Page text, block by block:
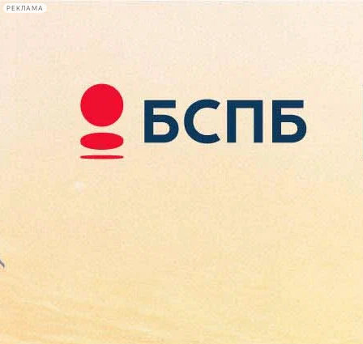
РЕКЛАМА
Сегодня:
2026.08.08
12:49
Афиша Plus